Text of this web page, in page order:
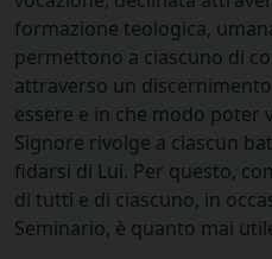
formazione teologica,
permettono a ciascuno di
attraverso un
essere e in che modo poter
Signore rivolge a ciascun
fidarsi di Lui. Per questo,
di tutti e di ciascuno, in
Seminario, è quanto mai